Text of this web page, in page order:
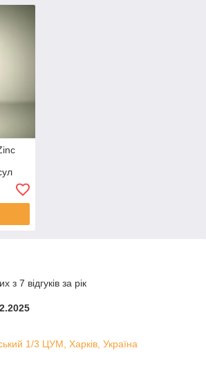
з 7 відгуків за рік
1/3 ЦУМ, Харків, Україна